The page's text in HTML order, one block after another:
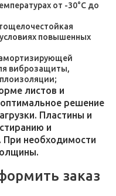
от -30°C до
повышенных
виброзащиты,
листов и
решение
Пластины и
и
При необходимости
заказ